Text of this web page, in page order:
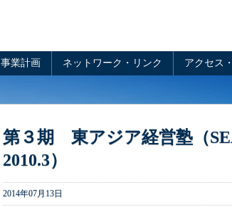
事業計画 ネットワーク・リンク アクセス
第３期 東アジア経営塾（
2010.3）
2014年07月13日